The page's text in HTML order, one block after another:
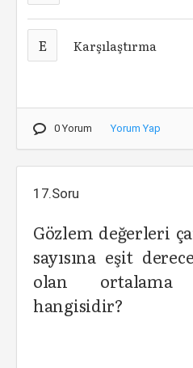
E Karşılaştırma
0 Yorum Yorum Yap
17.Soru
Gözlem değerleri
sayısına eşit
olan ortalama
hangisidir?